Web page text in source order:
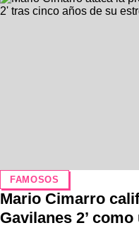
FAMOSOS
Mario Cimarro
Gavilanes 2’